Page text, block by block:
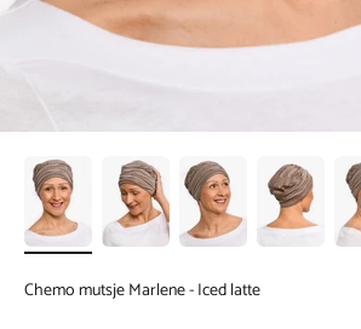
Chemo mutsje Marlene - Iced latte